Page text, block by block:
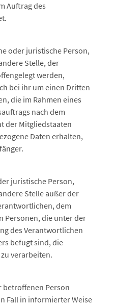
Auftrag des
oder juristische Person,
Stelle, der
werden,
bei ihr um einen Dritten
die im Rahmen eines
nach dem
der Mitgliedstaaten
Daten erhalten,
juristische Person,
Stelle außer der
dem
Personen, die unter der
des Verantwortlichen
befugt sind, die
verarbeiten.
betroffenen Person
Fall in informierter Weise